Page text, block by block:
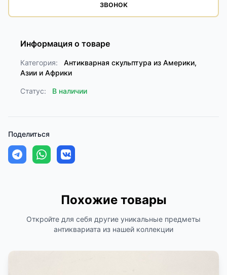
звонок
Информация о товаре
Категория:
Антикварная скульптура из Америки,
Азии и Африки
Статус: В наличии
Поделиться
Похожие товары
Откройте для себя другие уникальные предметы
антиквариата из нашей коллекции